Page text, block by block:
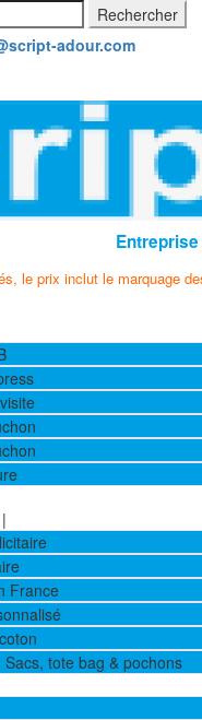
adour.com
le prix inclut le marquage
France
tote bag & pochons